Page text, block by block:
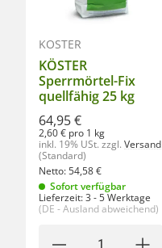
KÖSTER
KÖSTER
Sperrmörtel-Fix
quellfähig 25 kg
64,95 €
2,60 € pro 1 kg
inkl. 19% USt. zzgl. Versand
(Standard)
Netto:54,58€
Sofort verfügbar
Lieferzeit:3 - 5 Werktage
(DE - Ausland abweichend)